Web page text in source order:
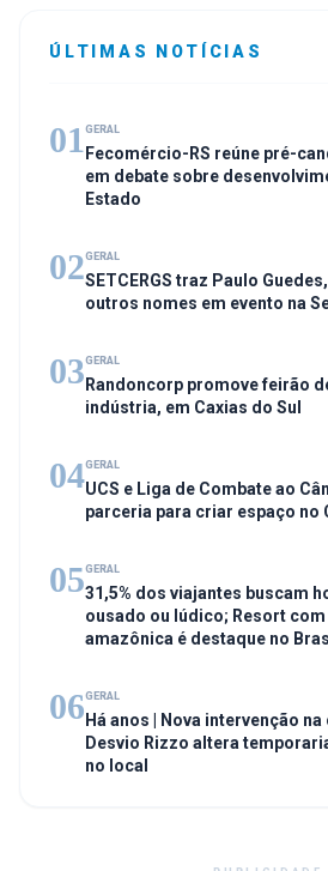
ÚLTIMAS NOTÍCIAS
01 GERAL
Fecomércio-RS reúne pré-
em debate sobre
Estado
02GERAL
SETCERGS traz Paulo
outros nomes em evento na
03GERAL
Randoncorp promove feirão
indústria, em Caxias do Sul
04GERAL
UCS e Liga de Combate ao
parceria para criar espaço no
05GERAL
31,5% dos viajantes buscam
ousado ou lúdico; Resort
amazônica é destaque no
06GERAL
Há anos | Nova intervenção
Desvio Rizzo altera
no local